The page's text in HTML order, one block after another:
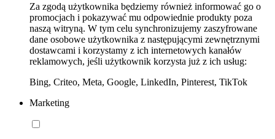
Za zgodą użytkownika będziemy również informować go o
promocjach i pokazywać mu odpowiednie produkty poza
naszą witryną. W tym celu synchronizujemy zaszyfrowane
dane osobowe użytkownika z następującymi zewnętrznymi
dostawcami i korzystamy z ich internetowych kanałów
reklamowych, jeśli użytkownik korzysta już z ich usług:
Bing, Criteo, Meta, Google, LinkedIn, Pinterest, TikTok
Marketing